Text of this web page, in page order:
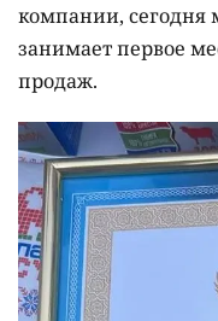
компании, сегодня
занимает первое
продаж.